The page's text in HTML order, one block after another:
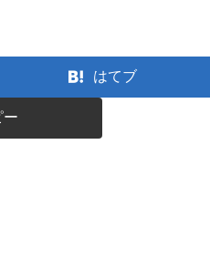
はてブ
ー